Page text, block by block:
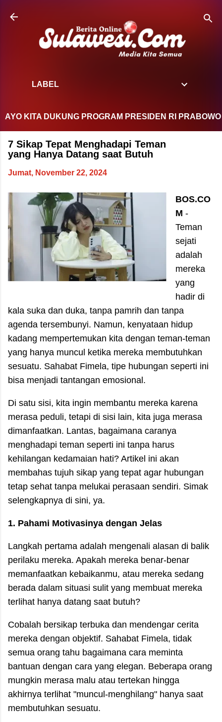
LABEL
DUKUNG PROGRAM PRESIDEN RI PRABOWO
7 Sikap Tepat Menghadapi Teman
yang Hanya Datang saat Butuh
Jumat, November 22, 2024
BOS.CO
M -
Teman
sejati
adalah
mereka
yang
hadir di
kala suka dan duka, tanpa pamrih dan tanpa
agenda tersembunyi. Namun, kenyataan hidup
kadang mempertemukan kita dengan teman-teman
yang hanya muncul ketika mereka membutuhkan
sesuatu. Sahabat Fimela, tipe hubungan seperti ini
bisa menjadi tantangan emosional.
Di satu sisi, kita ingin membantu mereka karena
merasa peduli, tetapi di sisi lain, kita juga merasa
dimanfaatkan. Lantas, bagaimana caranya
menghadapi teman seperti ini tanpa harus
kehilangan kedamaian hati? Artikel ini akan
membahas tujuh sikap yang tepat agar hubungan
tetap sehat tanpa melukai perasaan sendiri. Simak
selengkapnya di sini, ya.
1. Pahami Motivasinya dengan Jelas
Langkah pertama adalah mengenali alasan di balik
perilaku mereka. Apakah mereka benar-benar
memanfaatkan kebaikanmu, atau mereka sedang
berada dalam situasi sulit yang membuat mereka
terlihat hanya datang saat butuh?
Cobalah bersikap terbuka dan mendengar cerita
mereka dengan objektif. Sahabat Fimela, tidak
semua orang tahu bagaimana cara meminta
bantuan dengan cara yang elegan. Beberapa orang
mungkin merasa malu atau tertekan hingga
akhirnya terlihat "muncul-menghilang" hanya saat
membutuhkan sesuatu.